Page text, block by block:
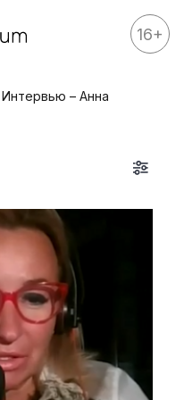
16+
Интервью – Анна